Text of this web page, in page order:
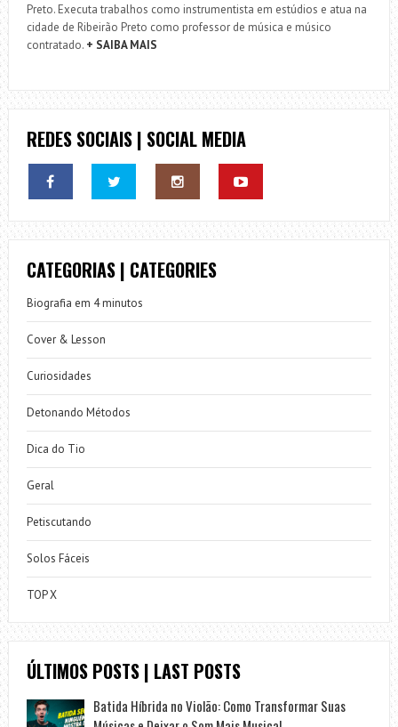
Preto. Executa trabalhos como instrumentista em estúdios e atua na
cidade de Ribeirão Preto como professor de música e músico
contratado. + SAIBA MAIS
REDES SOCIAIS | SOCIAL MEDIA
CATEGORIAS | CATEGORIES
Biografia em 4 minutos
Cover & Lesson
Curiosidades
Detonando Métodos
Dica do Tio
Geral
Petiscutando
Solos Fáceis
TOP X
ÚLTIMOS POSTS | LAST POSTS
Batida Híbrida no Violão: Como Transformar Suas